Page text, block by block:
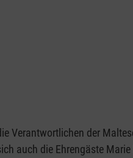
Verantwortlichen der
auch die Ehrengäste